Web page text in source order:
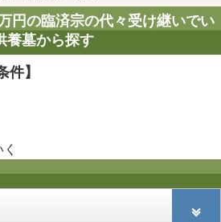
円の臨済宗の代々受け継いでい
養墓から探す
件】